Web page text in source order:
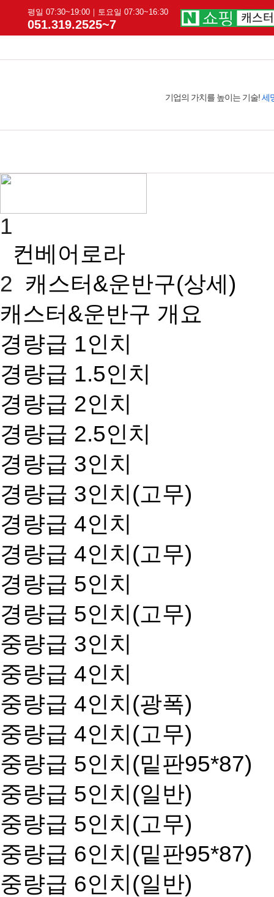
평일 07:30~19:00｜토요일 07:30~16:30
051.319.2525~7
기업의 가치를 높이는 기술!세
1
컨베어로라
2 캐스터&운반구(상세)
캐스터&운반구 개요
경량급 1인치
경량급 1.5인치
경량급 2인치
경량급 2.5인치
경량급 3인치
경량급 3인치(고무)
경량급 4인치
경량급 4인치(고무)
경량급 5인치
경량급 5인치(고무)
중량급 3인치
중량급 4인치
중량급 4인치(광폭)
중량급 4인치(고무)
중량급 5인치(밑판95*87)
중량급 5인치(일반)
중량급 5인치(고무)
중량급 6인치(밑판95*87)
중량급 6인치(일반)